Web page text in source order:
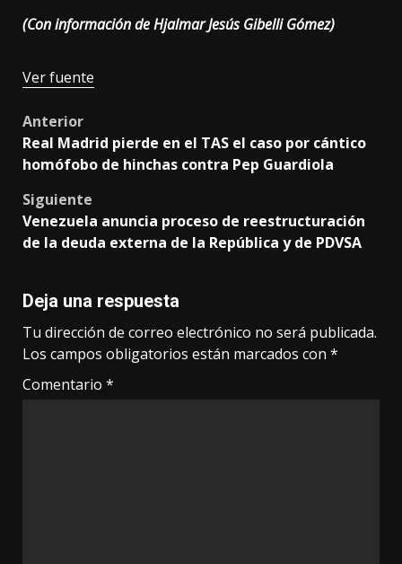
(Con información de Hjalmar Jesús Gibelli Gómez)
Navegación
de
entradas
Ver fuente
Post
navigation
Anterior
Real Madrid pierde en el TAS el caso por cántico
homófobo de hinchas contra Pep Guardiola
Siguiente
Venezuela anuncia proceso de reestructuración
de la deuda externa de la República y de PDVSA
Deja una respuesta
Tu dirección de correo electrónico no será publicada.
Los campos obligatorios están marcados con *
Comentario *